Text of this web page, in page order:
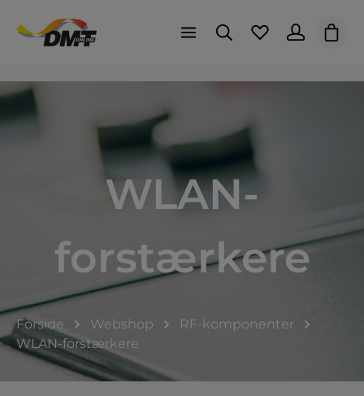
WLAN-
forstærkere
Forside Webshop
RF-komponenter
WLAN-forstærkere